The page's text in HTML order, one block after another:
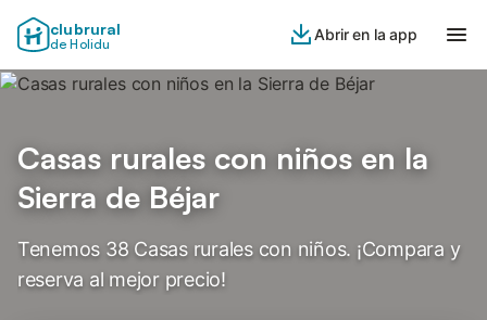
clubrural
de Holidu
Abrir en la app
Casas rurales con niños en la
Sierra de Béjar
Tenemos 38 Casas rurales con niños. ¡Compara y
reserva al mejor precio!